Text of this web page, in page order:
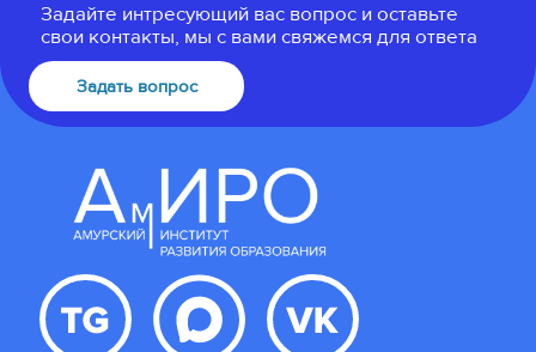
Задайте интресующий вас вопрос и оставьте
свои контакты, мы с вами свяжемся для ответа
Задать вопрос